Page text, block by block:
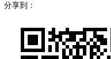
分享到：